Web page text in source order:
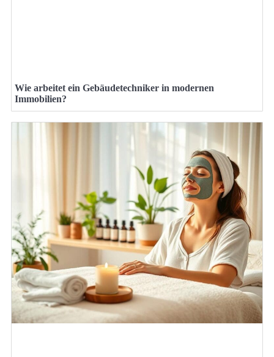
Wie arbeitet ein Gebäudetechniker in modernen
Immobilien?